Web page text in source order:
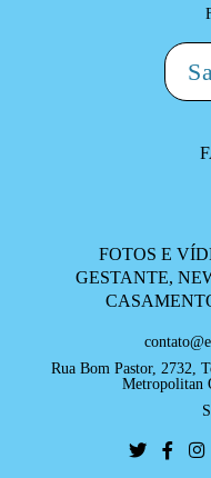
FOTOS E
GESTANTE,
Rua Bom Pastor, 2732,
Metropolitan